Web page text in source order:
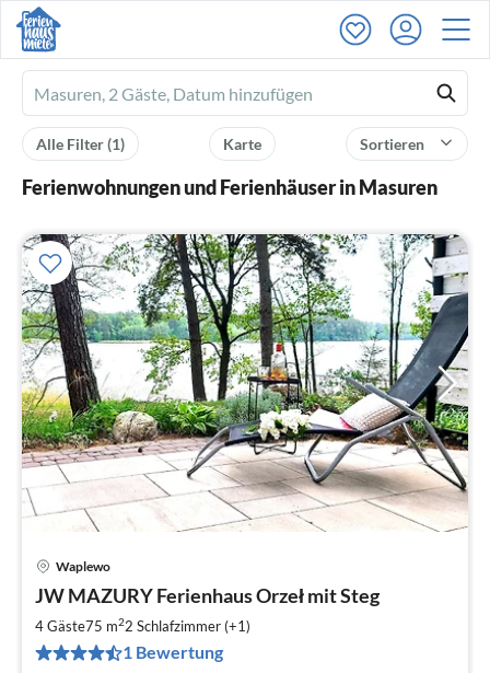
Ferienhausmiete
logo
Sortieren
Karte
Alle Filter(1)
Ferienwohnungen und Ferienhäuser in Masuren
Waplewo
JW MAZURY Ferienhaus Orzeł mit Steg
4 Gäste75 m22 Schlafzimmer (+1)
1 Bewertung